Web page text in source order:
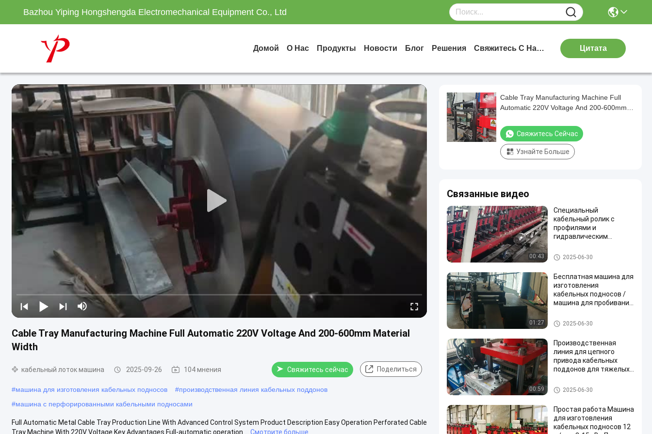
Bazhou Yiping Hongshengda Electromechanical Equipment Co., Ltd
Домой О Нас Продукты Новости Блог Решения Свяжитесь С Нами Цитата
Cable Tray Manufacturing Machine Full Automatic 220V Voltage And 200-600mm Material
Width
кабельный лоток машина 2025-09-26 104 мнения Свяжитесь сейчас Поделиться
#машина для изготовления кабельных подносов #производственная линия кабельных поддонов
#машина с перфорированными кабельными подносами
Full Automatic Metal Cable Tray Production Line With Advanced Control System Product Description Easy Operation Perforated Cable
Tray Machine With 220V Voltage Key Advantages Full-automatic operation ...
Смотрите больше
Cable Tray Manufacturing Machine Full
Automatic 220V Voltage And 200-600mm
Свяжитесь Сейчас
Узнайте Больше
Связанные видео
00:43
Специальный
кабельный ролик с
профилями и
гидравлическим
кабельный лоток машина
2025-06-30
01:27
Бесплатная машина для
изготовления
кабельных подносов /
машина для пробивания
для панелей
кабельный лоток машина
2025-06-30
00:59
Производственная
линия для цепного
привода кабельных
поддонов для тяжелых
кабельный лоток машина
2025-06-30
Простая работа Машина
для изготовления
кабельных подносов 12